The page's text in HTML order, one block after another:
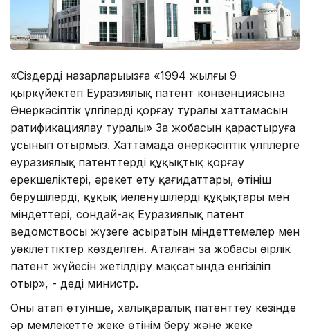
​«Сіздердің назарларыңызға «1994 жылғы 9
қыркүйектегі Еуразиялық патент конвенциясына
Өнеркәсіптік үлгілерді қорғау туралы хаттамасын
ратификациялау туралы» Заң жобасын қарастыруға
ұсынып отырмыз. Хаттамада өнеркәсіптік үлгілерге
еуразиялық патенттердің құқықтық қорғау
ерекшеліктері, әрекет ету қағидаттары, өтініш
берушілердің, құқық иеленушілердің құқықтары мен
міндеттері, сондай-ақ Еуразиялық патент
ведомствосы жүзеге асыратын міндеттемелер мен
уәкілеттіктер көзделген. ​Аталған заң жобасы өңірлік
патент жүйесін жетілдіру мақсатында енгізіліп
отыр», - деді министр.
Оның атап өтуінше, халықаралық патенттеу кезінде
әр мемлекетте жеке өтінім беру және жеке